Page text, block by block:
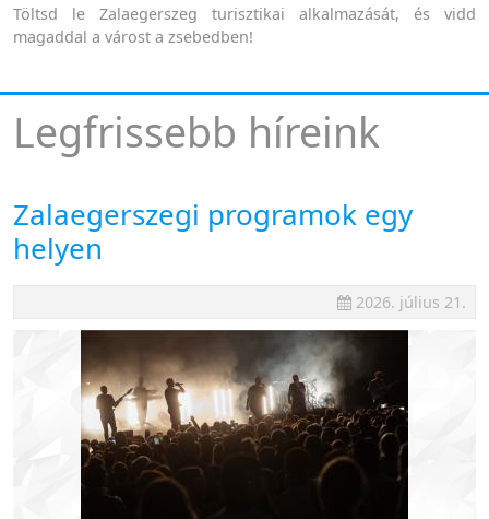
Töltsd le Zalaegerszeg turisztikai alkalmazását, és vidd
magaddal a várost a zsebedben!
Legfrissebb híreink
Zalaegerszegi programok egy
helyen
2026. július 21.